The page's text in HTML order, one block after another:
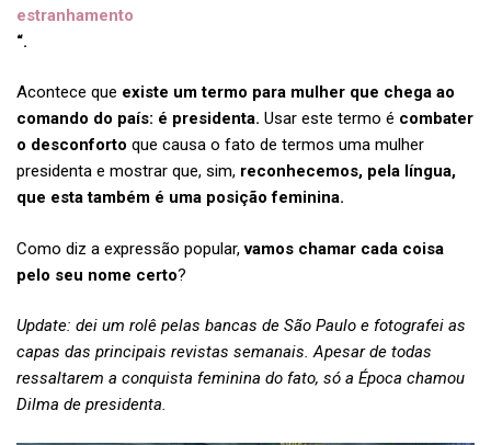
estranhamento
“.
Acontece que existe um termo para mulher que chega ao
comando do país: é presidenta. Usar este termo é combater
o desconforto que causa o fato de termos uma mulher
presidenta e mostrar que, sim, reconhecemos, pela língua,
que esta também é uma posição feminina.
Como diz a expressão popular,vamos chamar cada coisa
pelo seu nome certo?
Update: dei um rolê pelas bancas de São Paulo e fotografei as
capas das principais revistas semanais. Apesar de todas
ressaltarem a conquista feminina do fato, só a Época chamou
Dilma de presidenta.